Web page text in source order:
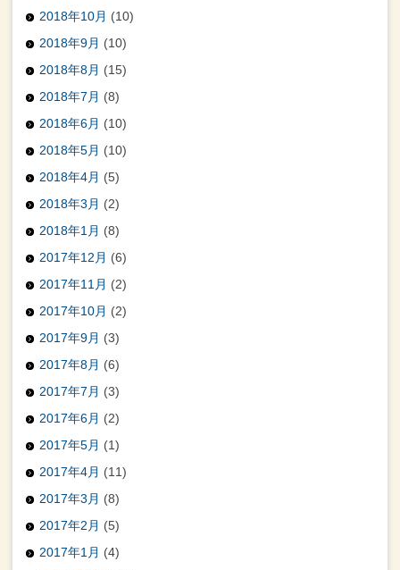
2018年10月 (10)
2018年9月 (10)
2018年8月 (15)
2018年7月 (8)
2018年6月 (10)
2018年5月 (10)
2018年4月 (5)
2018年3月 (2)
2018年1月 (8)
2017年12月 (6)
2017年11月 (2)
2017年10月 (2)
2017年9月 (3)
2017年8月 (6)
2017年7月 (3)
2017年6月 (2)
2017年5月 (1)
2017年4月 (11)
2017年3月 (8)
2017年2月 (5)
2017年1月 (4)